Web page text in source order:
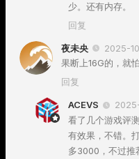
少。还有内存。
回复
夜未央
2025-
果断上16G的，就
回复
ACEVS
看了几个游戏评
有效果，不错。
多3000，不过